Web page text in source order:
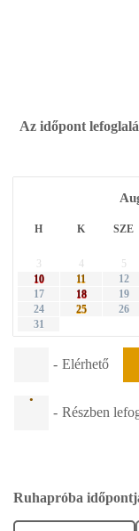
Az időpont
H K SZE
3
4 5
·
10 ··
11 12
17
·
18 19
24
·
25 26
31
- Elérhető
·
- Részben
Ruhapróba